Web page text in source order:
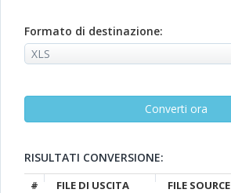
Formato di destinazione:
RISULTATI CONVERSIONE:
# FILE DI USCITA FILE SOURCE